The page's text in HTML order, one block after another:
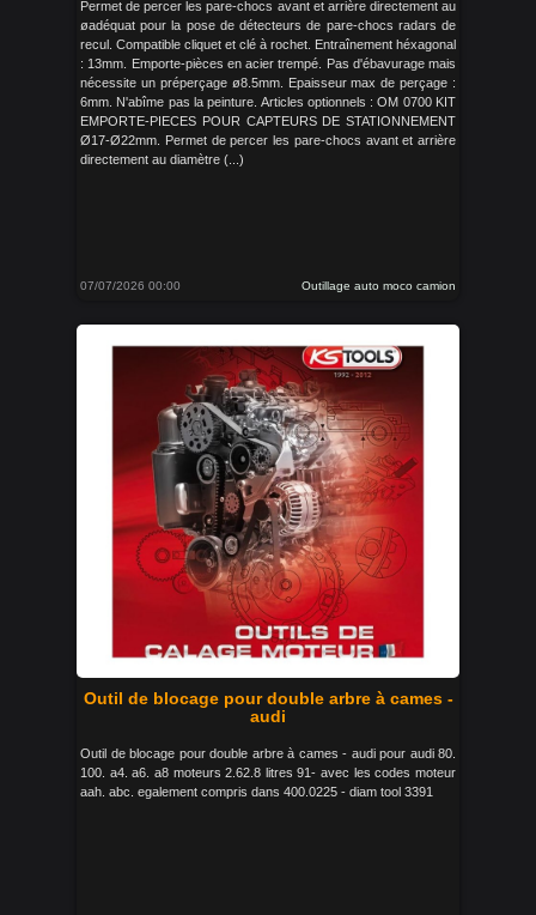
Permet de percer les pare-chocs avant et arrière directement au
øadéquat pour la pose de détecteurs de pare-chocs radars de
recul. Compatible cliquet et clé à rochet. Entraînement héxagonal
: 13mm. Emporte-pièces en acier trempé. Pas d'ébavurage mais
nécessite un préperçage ø8.5mm. Epaisseur max de perçage :
6mm. N'abîme pas la peinture. Articles optionnels : OM 0700 KIT
EMPORTE-PIECES POUR CAPTEURS DE STATIONNEMENT
Ø17-Ø22mm. Permet de percer les pare-chocs avant et arrière
directement au diamètre (...)
07/07/2026 00:00 Outillage auto moco camion
Outil de blocage pour double arbre à cames -
audi
Outil de blocage pour double arbre à cames - audi pour audi 80.
100. a4. a6. a8 moteurs 2.62.8 litres 91- avec les codes moteur
aah. abc. egalement compris dans 400.0225 - diam tool 3391